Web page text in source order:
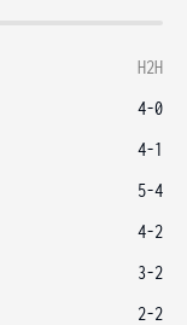
H2H
4-0
4-1
5-4
4-2
3-2
2-2